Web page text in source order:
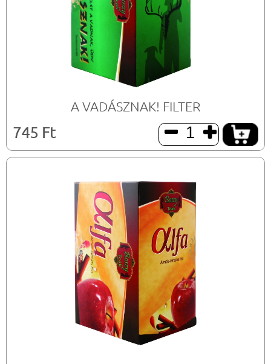
A VADÁSZNAK! FILTER
745 Ft  